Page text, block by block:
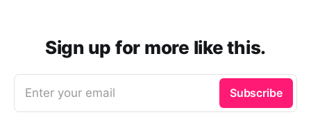
Sign up for more like this.
Enter your email Subscribe